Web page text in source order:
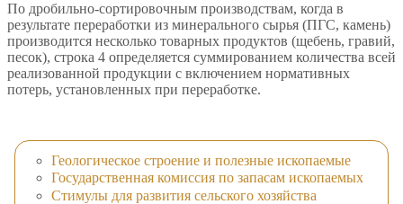
По дробильно-сортировочным производствам, когда в
результате переработки из минерального сырья (ПГС, камень)
производится несколько товарных продуктов (щебень, гравий,
песок), строка 4 определяется суммированием количества всей
реализованной продукции с включением нормативных
потерь, установленных при переработке.
Геологическое строение и полезные ископаемые
Государственная комиссия по запасам ископаемых
Стимулы для развития сельского хозяйства